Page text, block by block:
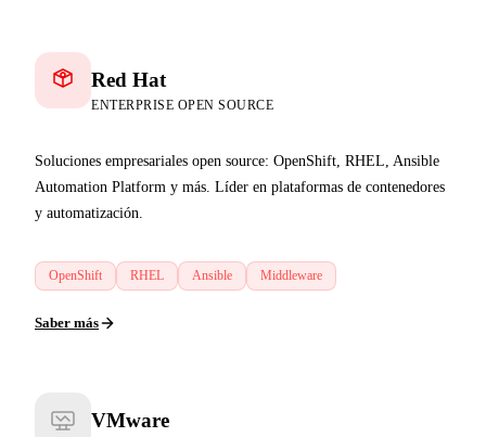
Red Hat
ENTERPRISE OPEN SOURCE
Soluciones empresariales open source: OpenShift, RHEL, Ansible
Automation Platform y más. Líder en plataformas de contenedores
y automatización.
OpenShift RHEL Ansible Middleware
Saber más
VMware